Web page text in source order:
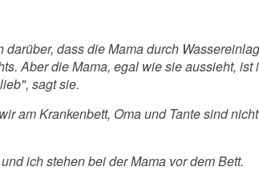
darüber, dass die Mama durch
Aber die Mama, egal wie sie aussieht,
sagt sie.
am Krankenbett, Oma und Tante sind
ich stehen bei der Mama vor dem Bett.